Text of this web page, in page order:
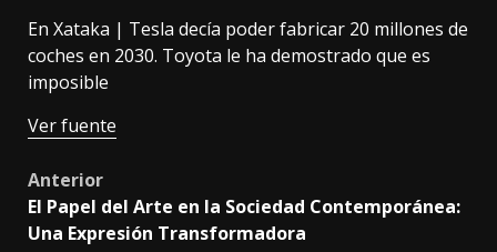
En Xataka | Tesla decía poder fabricar 20 millones de
coches en 2030. Toyota le ha demostrado que es
imposible
Ver fuente
Post
navigation
Anterior
El Papel del Arte en la Sociedad Contemporánea:
Una Expresión Transformadora